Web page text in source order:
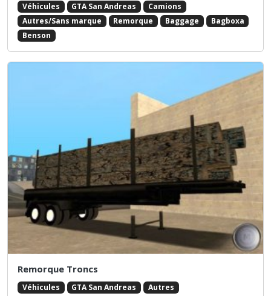
Véhicules GTA San Andreas
Camions
Autres/Sans marque
Remorque Baggage
Bagboxa
Benson
Remorque Troncs
Véhicules GTA San Andreas
Autres